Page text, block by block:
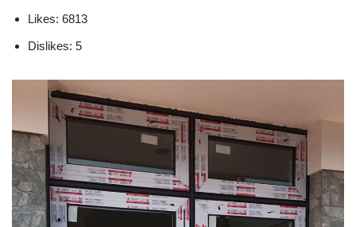
Likes: 6813
Dislikes: 5